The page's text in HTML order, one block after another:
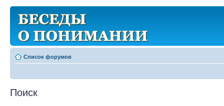
Список форумов
Поиск